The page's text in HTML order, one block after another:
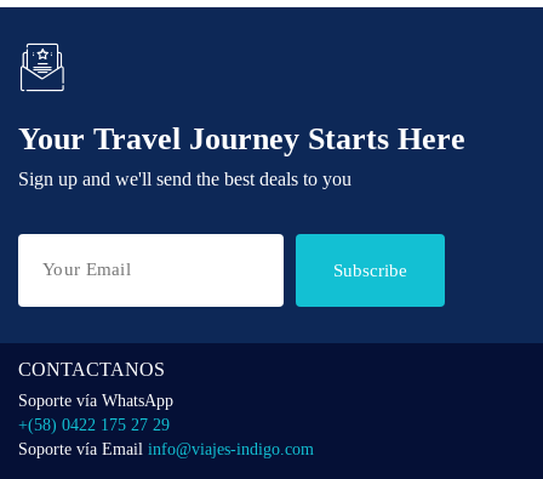
Your Travel Journey Starts Here
Sign up and we'll send the best deals to you
Subscribe
CONTACTANOS
Soporte vía WhatsApp
+(58) 0422 175 27 29
Soporte vía Email info@viajes-indigo.com